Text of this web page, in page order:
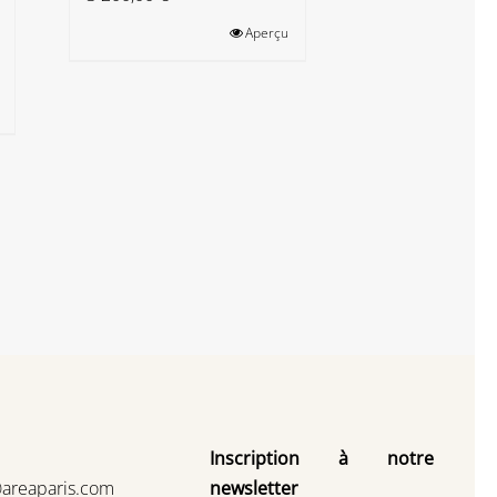
Aperçu
Inscription à notre
newsletter